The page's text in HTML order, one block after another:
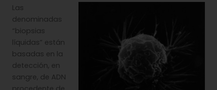
Las
denominadas
“biopsias
líquidas” están
basadas en la
detección, en
sangre, de ADN